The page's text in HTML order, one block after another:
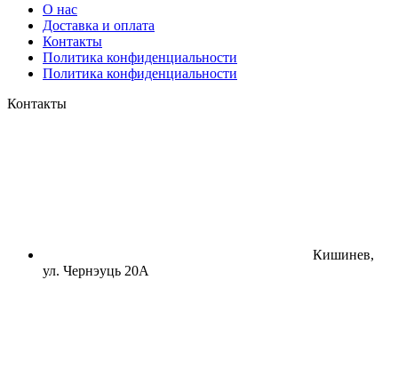
О нас
Доставка и оплата
Контакты
Политика конфиденциальности
Политика конфиденциальности
Контакты
Кишинев,
ул. Чернэуць 20А